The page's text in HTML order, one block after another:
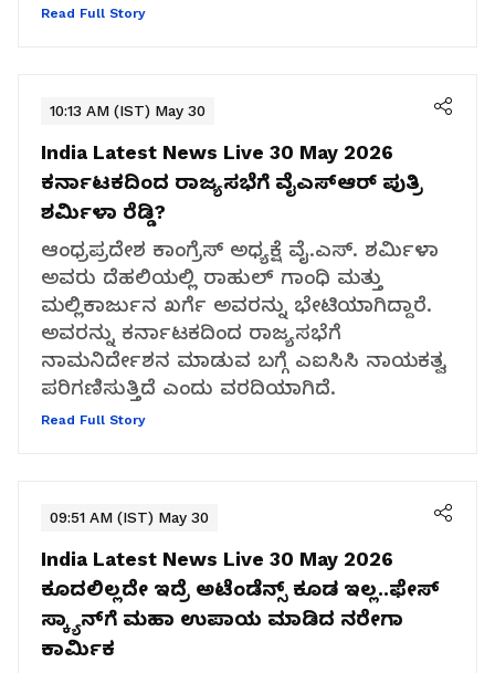
Read Full Story
10:13 AM (IST) May 30
India Latest News Live 30 May 2026
ಕರ್ನಾಟಕದಿಂದ ರಾಜ್ಯಸಭೆಗೆ ವೈಎಸ್‌ಆರ್‌ ಪುತ್ರಿ
ಶರ್ಮಿಳಾ ರೆಡ್ಡಿ?
ಆಂಧ್ರಪ್ರದೇಶ ಕಾಂಗ್ರೆಸ್ ಅಧ್ಯಕ್ಷೆ ವೈ.ಎಸ್. ಶರ್ಮಿಳಾ
ಅವರು ದೆಹಲಿಯಲ್ಲಿ ರಾಹುಲ್ ಗಾಂಧಿ ಮತ್ತು
ಮಲ್ಲಿಕಾರ್ಜುನ ಖರ್ಗೆ ಅವರನ್ನು ಭೇಟಿಯಾಗಿದ್ದಾರೆ.
ಅವರನ್ನು ಕರ್ನಾಟಕದಿಂದ ರಾಜ್ಯಸಭೆಗೆ
ನಾಮನಿರ್ದೇಶನ ಮಾಡುವ ಬಗ್ಗೆ ಎಐಸಿಸಿ ನಾಯಕತ್ವ
ಪರಿಗಣಿಸುತ್ತಿದೆ ಎಂದು ವರದಿಯಾಗಿದೆ.
Read Full Story
09:51 AM (IST) May 30
India Latest News Live 30 May 2026
ಕೂದಲಿಲ್ಲದೇ ಇದ್ರೆ ಅಟೆಂಡೆನ್ಸ್‌ ಕೂಡ ಇಲ್ಲ..ಫೇಸ್‌
ಸ್ಕ್ಯಾನ್‌ಗೆ ಮಹಾ ಉಪಾಯ ಮಾಡಿದ ನರೇಗಾ
ಕಾರ್ಮಿಕ